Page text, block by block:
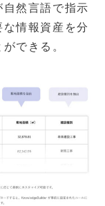
然言語で指示
情報資産を分
できる。